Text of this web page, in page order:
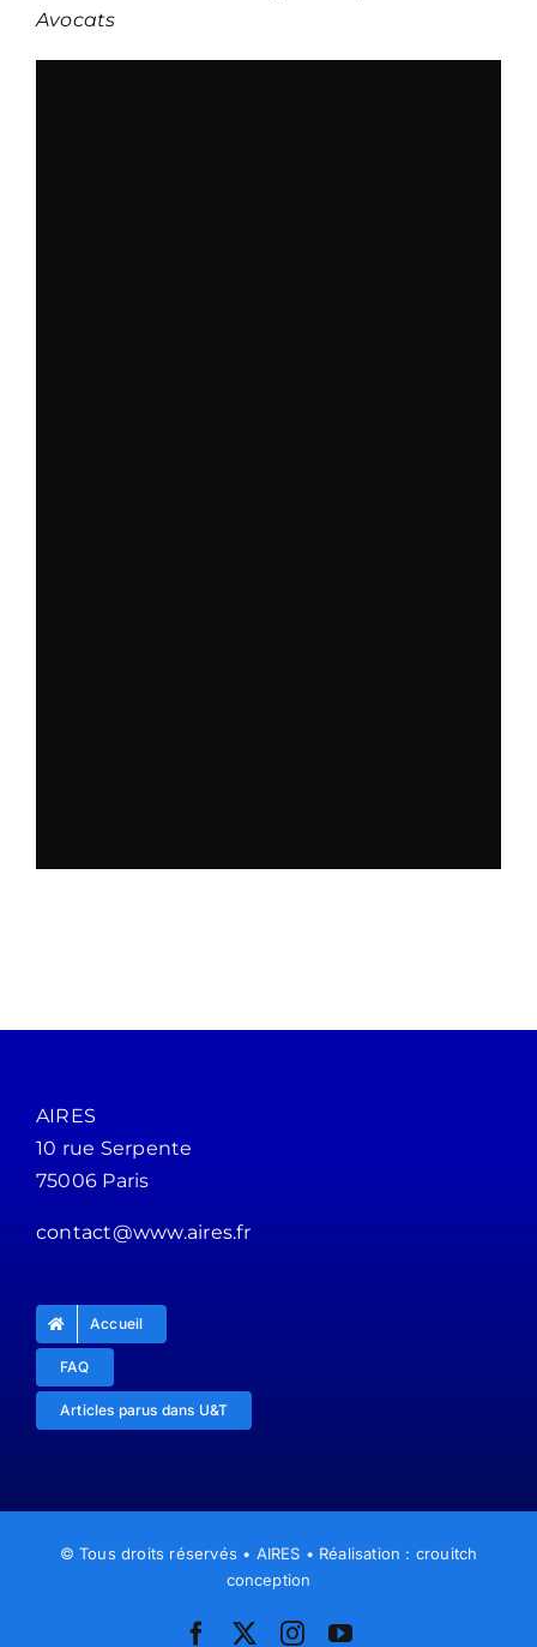
Avocats
AIRES
10 rue Serpente
75006 Paris
contact@www.aires.fr
Accueil
FAQ
Articles parus dans U&T
© Tous droits réservés • AIRES • Réalisation : crouitch
conception